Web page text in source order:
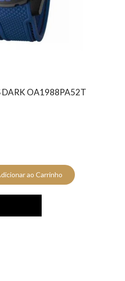
DARK OA1988PA52T
ao Carrinho